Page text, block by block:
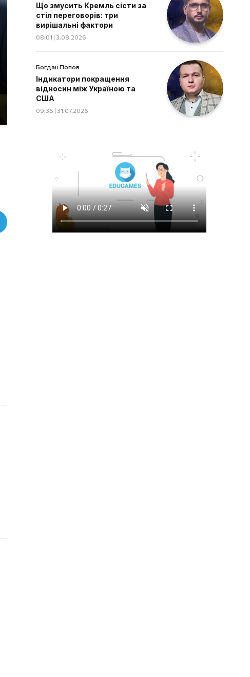
Що змусить Кремль сісти за
стіл переговорів: три
вирішальні фактори
08:01 | 3.08.2026
Богдан Попов
Індикатори покращення
відносин між Україною та
США
09:36 | 31.07.2026